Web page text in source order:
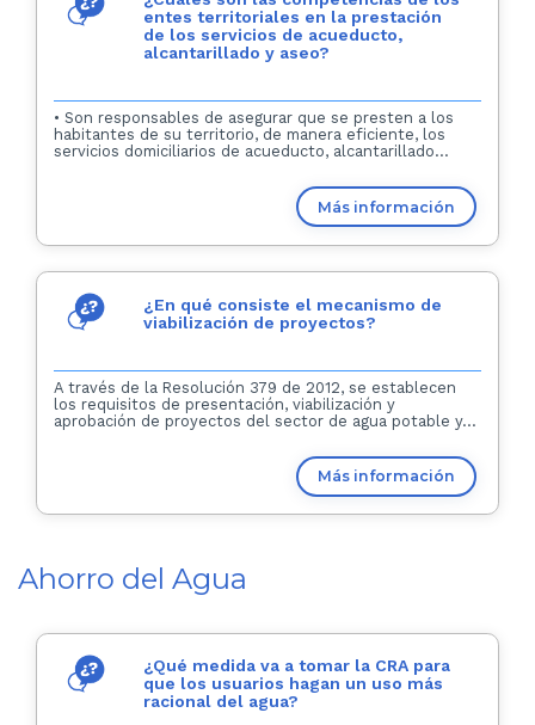
entes territoriales en la prestación
de los servicios de acueducto,
alcantarillado y aseo?
• Son responsables de asegurar que se presten a los
habitantes de su territorio, de manera eficiente, los
servicios domiciliarios de acueducto, alcantarillado...
Más información
¿En qué consiste el mecanismo de
viabilización de proyectos?
A través de la Resolución 379 de 2012, se establecen
los requisitos de presentación, viabilización y
aprobación de proyectos del sector de agua potable y...
Más información
Ahorro del Agua
¿Qué medida va a tomar la CRA para
que los usuarios hagan un uso más
racional del agua?